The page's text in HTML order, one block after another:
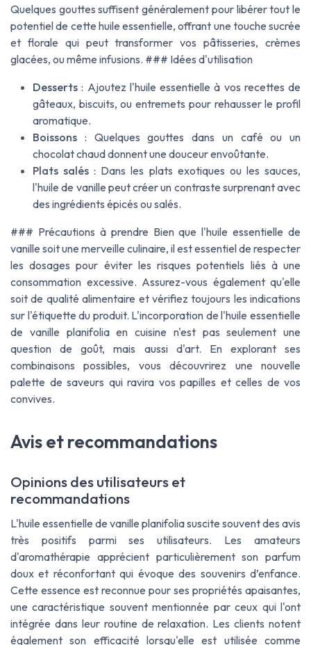
Quelques gouttes suffisent généralement pour libérer tout le
potentiel de cette huile essentielle, offrant une touche sucrée
et florale qui peut transformer vos pâtisseries, crèmes
glacées, ou même infusions. ### Idées d'utilisation
Desserts : Ajoutez l'huile essentielle à vos recettes de
gâteaux, biscuits, ou entremets pour rehausser le profil
aromatique.
Boissons : Quelques gouttes dans un café ou un
chocolat chaud donnent une douceur envoûtante.
Plats salés : Dans les plats exotiques ou les sauces,
l'huile de vanille peut créer un contraste surprenant avec
des ingrédients épicés ou salés.
### Précautions à prendre Bien que l'huile essentielle de
vanille soit une merveille culinaire, il est essentiel de respecter
les dosages pour éviter les risques potentiels liés à une
consommation excessive. Assurez-vous également qu'elle
soit de qualité alimentaire et vérifiez toujours les indications
sur l'étiquette du produit. L'incorporation de l'huile essentielle
de vanille planifolia en cuisine n'est pas seulement une
question de goût, mais aussi d'art. En explorant ses
combinaisons possibles, vous découvrirez une nouvelle
palette de saveurs qui ravira vos papilles et celles de vos
convives.
Avis et recommandations
Opinions des utilisateurs et
recommandations
L'huile essentielle de vanille planifolia suscite souvent des avis
très positifs parmi ses utilisateurs. Les amateurs
d'aromathérapie apprécient particulièrement son parfum
doux et réconfortant qui évoque des souvenirs d’enfance.
Cette essence est reconnue pour ses propriétés apaisantes,
une caractéristique souvent mentionnée par ceux qui l'ont
intégrée dans leur routine de relaxation. Les clients notent
également son efficacité lorsqu'elle est utilisée comme